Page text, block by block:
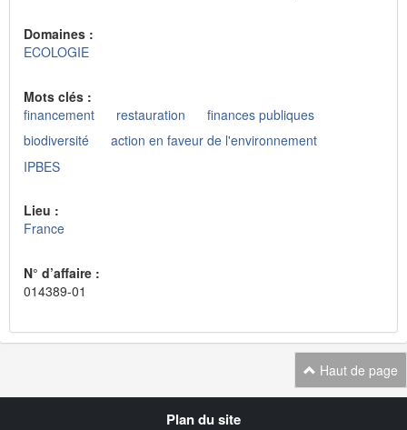
Domaines :
ECOLOGIE
Mots clés :
financement
restauration
finances publiques
biodiversité
action en faveur de l'environnement
IPBES
Lieu :
France
N° d’affaire :
014389-01
Haut de page
Plan du site